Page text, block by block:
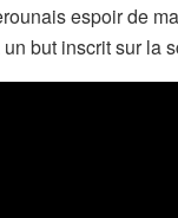
espoir de
but inscrit sur la